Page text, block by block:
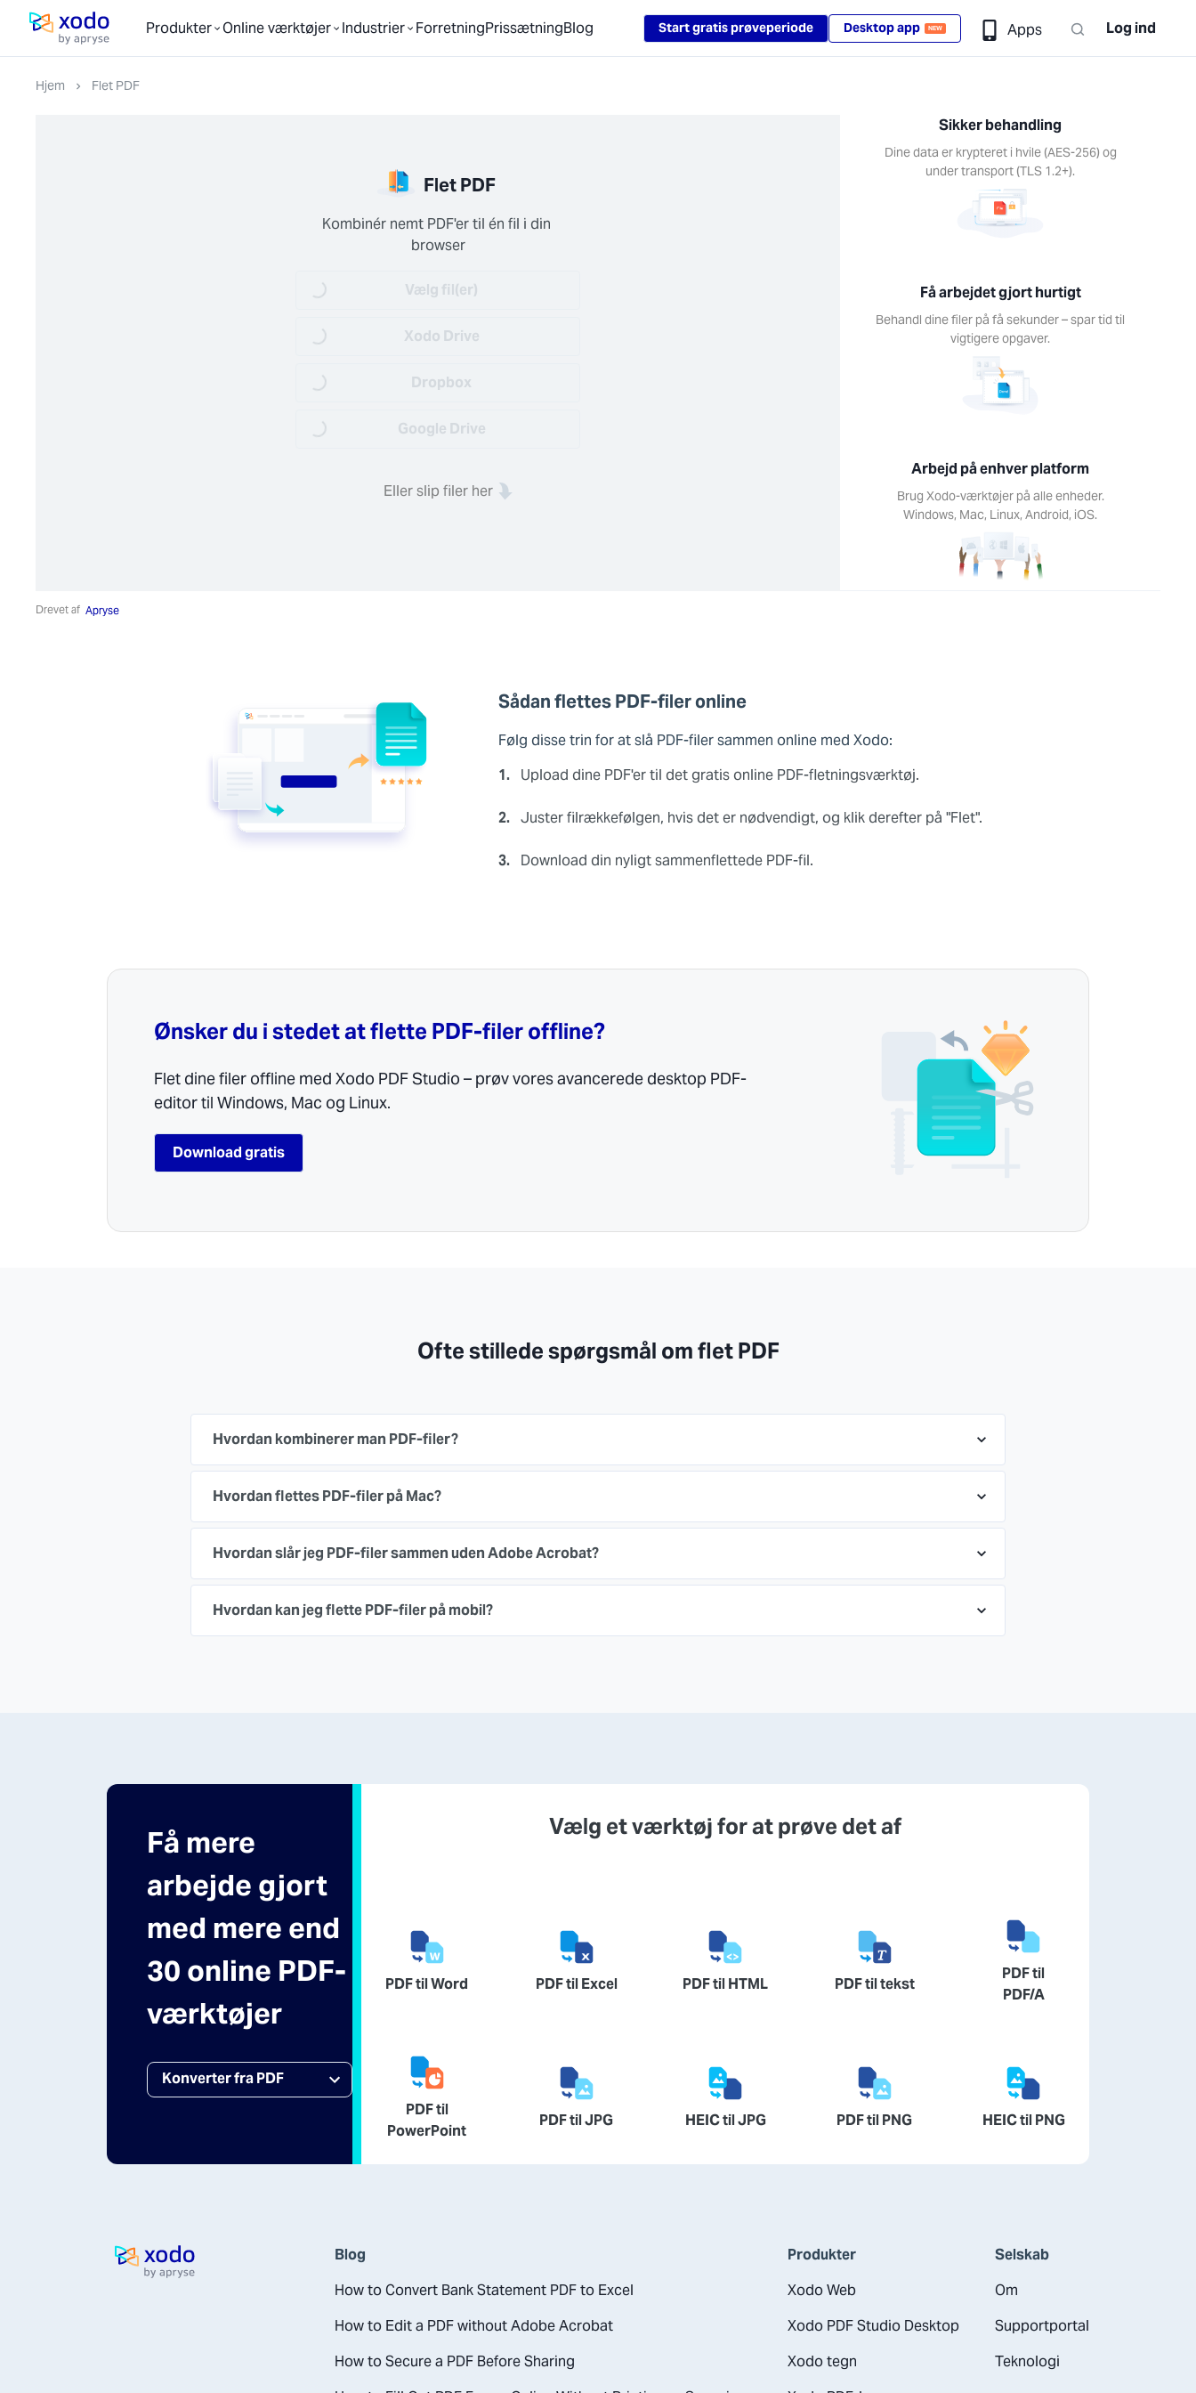
Hjemmeside Produkter Online værktøjer Industrier ForretningPrissætningBlog Start gratis prøveperiode Desktop app NEW Apps Log ind
Hjem Flet PDF
Flet PDF
Kombinér nemt PDF'er til én fil i din
browser
Loading... Vælg fil(er)
Loading... Xodo Drive
Loading... Dropbox
Loading... Google Drive
Eller slip filer her
Sikker behandling
Dine data er krypteret i hvile (AES-256) og
under transport (TLS 1.2+).
Få arbejdet gjort hurtigt
Behandl dine filer på få sekunder – spar tid til
vigtigere opgaver.
Arbejd på enhver platform
Brug Xodo-værktøjer på alle enheder.
Windows, Mac, Linux, Android, iOS.
Drevet af Apryse
Sådan flettes PDF-filer online
Følg disse trin for at slå PDF-filer sammen online med Xodo:
1.
Upload dine PDF'er til det gratis online PDF-fletningsværktøj.
2. Juster filrækkefølgen, hvis det er nødvendigt, og klik derefter på "Flet".
3. Download din nyligt sammenflettede PDF-fil.
Ønsker du i stedet at flette PDF-filer offline?
Flet dine filer offline med Xodo PDF Studio – prøv vores avancerede desktop PDF-
editor til Windows, Mac og Linux.
Download gratis
Ofte stillede spørgsmål om flet PDF
Hvordan kombinerer man PDF-filer?
Hvordan flettes PDF-filer på Mac?
Hvordan slår jeg PDF-filer sammen uden Adobe Acrobat?
Hvordan kan jeg flette PDF-filer på mobil?
Få mere
arbejde gjort
med mere end
30 online PDF-
værktøjer
Vælg et værktøj for at prøve det af
PDF til Word PDF til Excel PDF til HTML PDF til tekst
PDF til
PDF/A
PDF til
PowerPoint
PDF til JPG HEIC til JPG PDF til PNG HEIC til PNG
Hjemmeside
Blog
How to Convert Bank Statement PDF to Excel
How to Edit a PDF without Adobe Acrobat
How to Secure a PDF Before Sharing
Produkter
Xodo Web
Xodo PDF Studio Desktop
Xodo tegn
Selskab
Om
Supportportal
Teknologi